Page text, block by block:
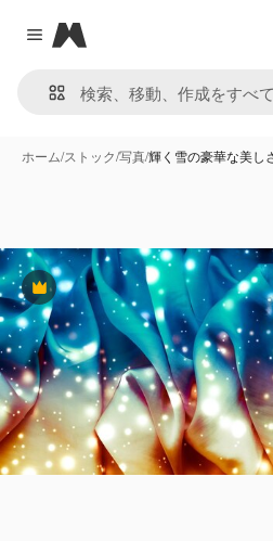
Close menu
Magnific
ホーム/ストック/写真/輝く雪の豪華な美
Premium